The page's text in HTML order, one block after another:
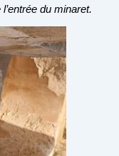
du minaret.